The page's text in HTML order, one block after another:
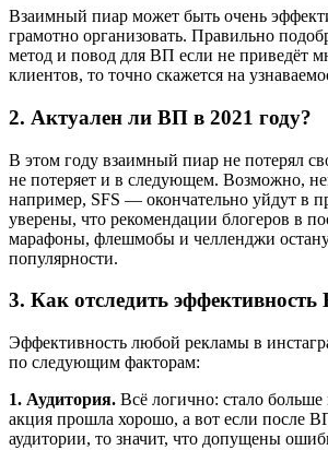
Взаимный пиар может быть очень
грамотно организовать. Правильно
метод и повод для ВП если не приведёт
клиентов, то точно скажется на
2. Актуален ли ВП в 2021 году?
В этом году взаимный пиар не потерял
не потеряет и в следующем. Возможно,
например, SFS — окончательно уйдут в
уверены, что рекомендации блогеров в
марафоны, флешмобы и челленджи
популярности.
3. Как отследить
Эффективность любой рекламы в
по следующим факторам:
1. Аудитория. Всё логично: стало
акция прошла хорошо, а вот если после
аудитории, то значит, что допущены